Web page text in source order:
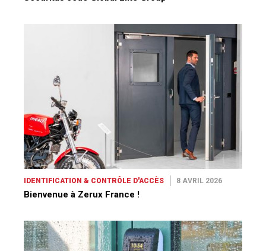
IDENTIFICATION & CONTRÔLE D'ACCÈS 8 AVRIL 2026
Bienvenue à Zerux France !